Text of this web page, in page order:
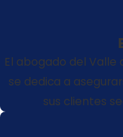
El abogado del Valle
se dedica a
sus clientes